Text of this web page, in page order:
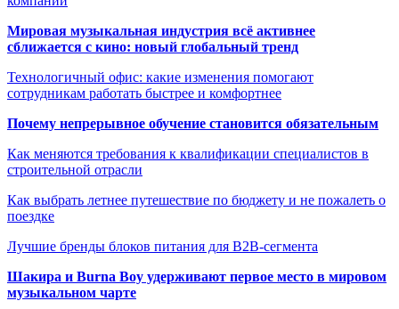
Мировая музыкальная индустрия всё активнее
сближается с кино: новый глобальный тренд
Технологичный офис: какие изменения помогают
сотрудникам работать быстрее и комфортнее
Почему непрерывное обучение становится обязательным
Как меняются требования к квалификации специалистов в
строительной отрасли
Как выбрать летнее путешествие по бюджету и не пожалеть о
поездке
Лучшие бренды блоков питания для B2B-сегмента
Шакира и Burna Boy удерживают первое место в мировом
музыкальном чарте